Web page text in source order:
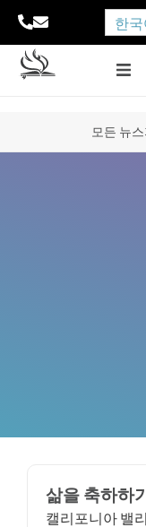
한국
모든 뉴스
삶을 축하하
캘리포니아 밸